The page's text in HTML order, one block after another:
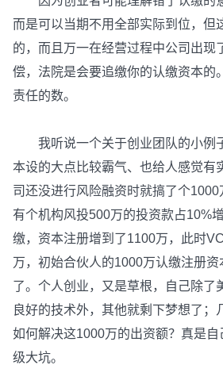
而是可以当期不用全部实际到位，但
的，而且万一在经营过程中公司出现
偿，法院是会要追缴你的认缴资本的
责任的数。
我听说一个关于创业团队的小例
本设的大点比较霸气、也给人感觉有
司还没进行风险融资时就搞了个
有个机构风投500万的投资款占10%
缴，资本注册增到了1100万，此时
万，初始合伙人的1000万认缴注册
了。个人创业，又是草根，自己除了
良好的技术外，其他就剩下梦想了；
如何解决这1000万的出资额？真是
级大坑。